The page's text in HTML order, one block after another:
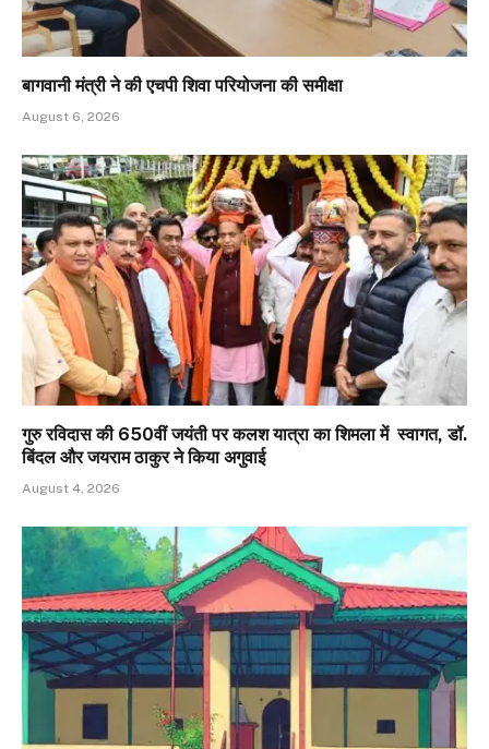
बागवानी मंत्री ने की एचपी शिवा परियोजना की समीक्षा
August 6, 2026
गुरु रविदास की 650वीं जयंती पर कलश यात्रा का शिमला में स्वागत, डॉ.
बिंदल और जयराम ठाकुर ने किया अगुवाई
August 4, 2026